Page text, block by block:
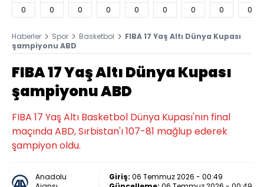
0 0 0 0 0 0 0 0 0
Haberler Spor Basketbol
FIBA 17 Yaş Altı Dünya Kupası
şampiyonu ABD
FIBA 17 Yaş Altı Dünya Kupası
şampiyonu ABD
FIBA 17 Yaş Altı Basketbol Dünya Kupası'nın final
maçında ABD, Sırbistan'ı 107-81 mağlup ederek
şampiyon oldu.
Anadolu
Giriş: 06 Temmuz 2026 - 00:49